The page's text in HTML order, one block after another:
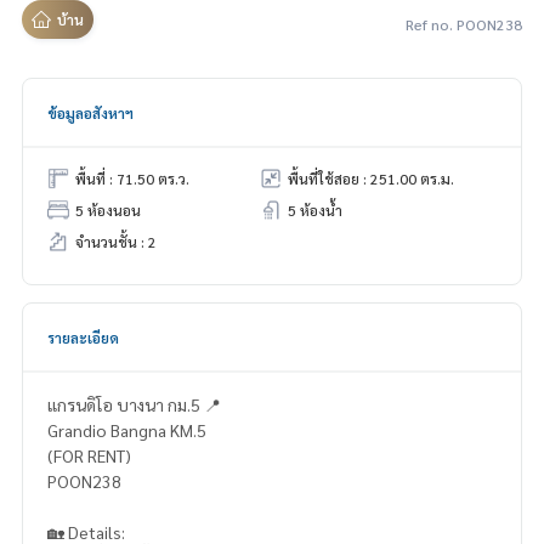
บ้าน Ref no. POON238
ข้อมูลอสังหาฯ
พื้นที่ : 71.50 ตร.ว.
พื้นที่ใช้สอย : 251.00 ตร.ม.
5 ห้องนอน
5 ห้องน้ำ
จำนวนชั้น : 2
รายละเอียด
แกรนดิโอ บางนา กม.5 📍
Grandio Bangna KM.5
(FOR RENT)
POON238
🏡 Details: